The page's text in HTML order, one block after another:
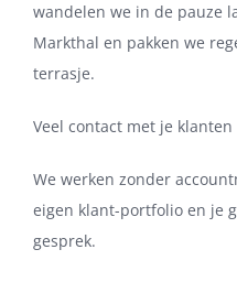
wandelen we in de pauze
Markthal en pakken we
terrasje.
Veel contact met je klanten
We werken zonder
eigen klant-portfolio en je
gesprek.